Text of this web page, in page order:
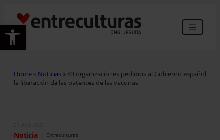
Abrir barra de herramientas
Home » Noticias » 83 organizaciones pedimos al Gobierno español
la liberación de las patentes de las vacunas
Noticia Entreculturas